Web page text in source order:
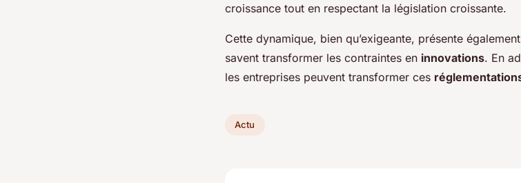
croissance tout en respectant la législation croissante.
Cette dynamique, bien qu’exigeante, présente
savent transformer les contraintes en innovations. En
les entreprises peuvent transformer ces
Actu